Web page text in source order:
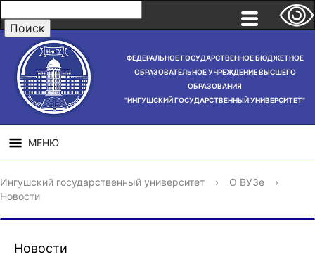
ФЕДЕРАЛЬНОЕ ГОСУДАРСТВЕННОЕ БЮДЖЕТНОЕ
ОБРАЗОВАТЕЛЬНОЕ УЧРЕЖДЕНИЕ ВЫСШЕГО
ОБРАЗОВАНИЯ
"ИНГУШСКИЙ ГОСУДАРСТВЕННЫЙ УНИВЕРСИТЕТ"
МЕНЮ
СВЕДЕНИЯ ОБ
ОБРАЗОВАТЕЛЬНОЙ
НАУЧНАЯ
ДЕЯТЕЛЬНОСТЬ
Ингушский государственный университет › О ВУЗе
›
Новости
Новости